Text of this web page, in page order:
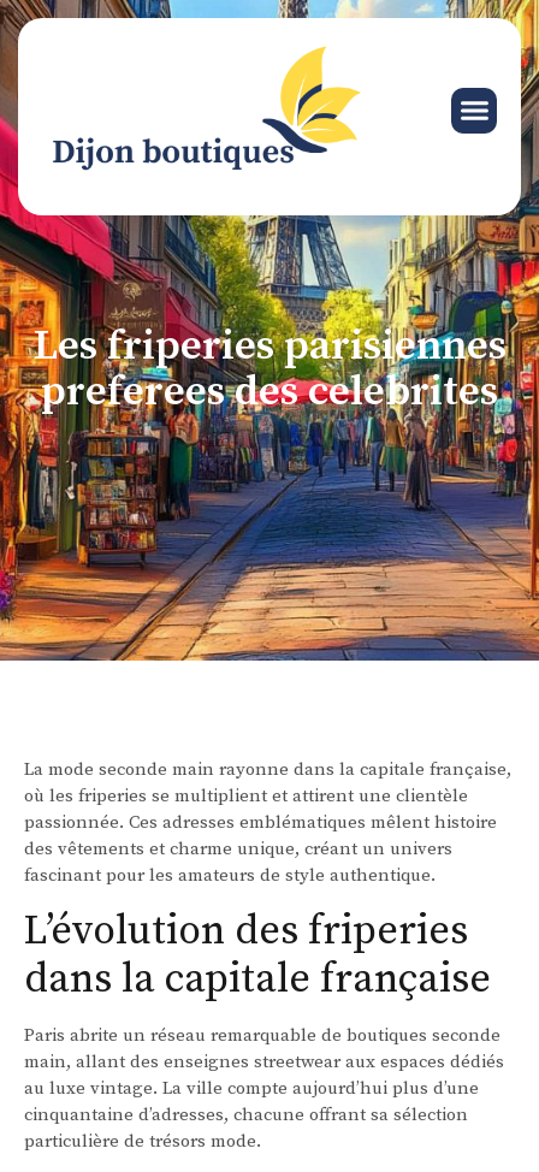
Les friperies parisiennes
preferees des celebrites
La mode seconde main rayonne dans la capitale française,
où les friperies se multiplient et attirent une clientèle
passionnée. Ces adresses emblématiques mêlent histoire
des vêtements et charme unique, créant un univers
fascinant pour les amateurs de style authentique.
L’évolution des friperies
dans la capitale française
Paris abrite un réseau remarquable de boutiques seconde
main, allant des enseignes streetwear aux espaces dédiés
au luxe vintage. La ville compte aujourd’hui plus d’une
cinquantaine d’adresses, chacune offrant sa sélection
particulière de trésors mode.